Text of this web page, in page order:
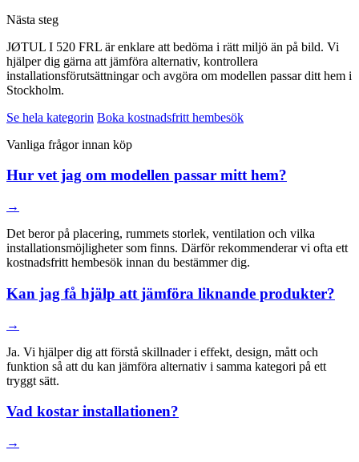
Nästa steg
JØTUL I 520 FRL är enklare att bedöma i rätt miljö än på bild. Vi
hjälper dig gärna att jämföra alternativ, kontrollera
installationsförutsättningar och avgöra om modellen passar ditt hem i
Stockholm.
Se hela kategorin Boka kostnadsfritt hembesök
Vanliga frågor innan köp
Hur vet jag om modellen passar mitt hem?
→
Det beror på placering, rummets storlek, ventilation och vilka
installationsmöjligheter som finns. Därför rekommenderar vi ofta ett
kostnadsfritt hembesök innan du bestämmer dig.
Kan jag få hjälp att jämföra liknande produkter?
→
Ja. Vi hjälper dig att förstå skillnader i effekt, design, mått och
funktion så att du kan jämföra alternativ i samma kategori på ett
tryggt sätt.
Vad kostar installationen?
→